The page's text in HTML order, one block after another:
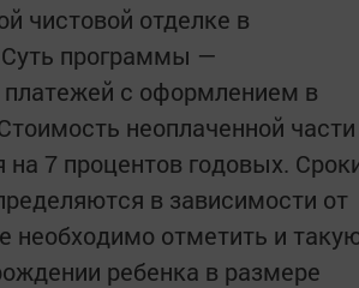
чистовой отделке в
Суть программы —
с оформлением в
неоплаченной части
7 процентов годовых.
в зависимости от
необходимо отметить и
ребенка в размере